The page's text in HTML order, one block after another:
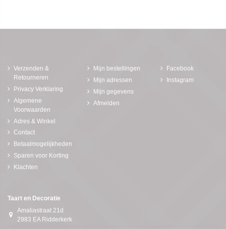
Verzenden &
Retourneren
Privacy Verklaring
Algemene
Voorwaarden
Adres & Winkel
Contact
Betaalmogelijkheden
Sparen voor Korting
Klachten
Mijn bestellingen
Mijn adressen
Mijn gegevens
Afmelden
Facebook
Instagram
Taart en Decoratie
Amaliastraat 21d
2983 EA Ridderkerk